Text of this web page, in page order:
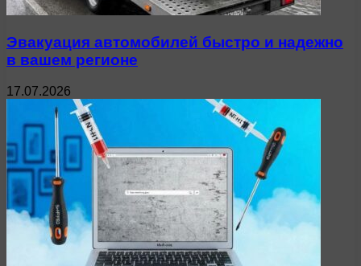
Эвакуация автомобилей быстро и надежно
в вашем регионе
17.07.2026